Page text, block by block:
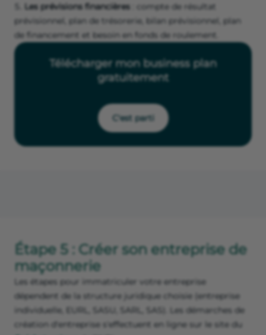
Les prévisions financières : compte de résultat
prévisionnel, plan de trésorerie, bilan prévisionnel, plan
de financement et besoin en fonds de roulement.
Télécharger mon business plan
gratuitement
C'est parti
Étape 5 : Créer son entreprise de
maçonnerie
Les étapes pour immatriculer votre entreprise
dépendent de la structure juridique choisie (entreprise
individuelle, EURL, SASU, SARL, SAS). Les démarches de
création d'entreprise s'effectuent en ligne sur le site du